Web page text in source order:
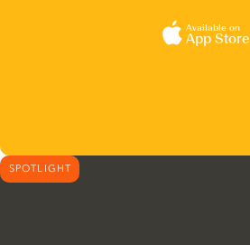
Available on
App Store
SPOTLIGHT